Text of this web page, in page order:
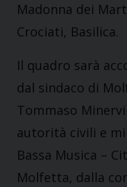
Madonna dei
Crociati, Basilica.
Il quadro sarà
dal sindaco di
Tommaso
autorità civili e
Bassa Musica –
Molfetta, dalla